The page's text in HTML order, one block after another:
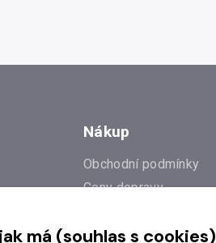
Nákup
Obchodní podmínky
Ceny dopravy
Prodejna
má (souhlas s cookies)